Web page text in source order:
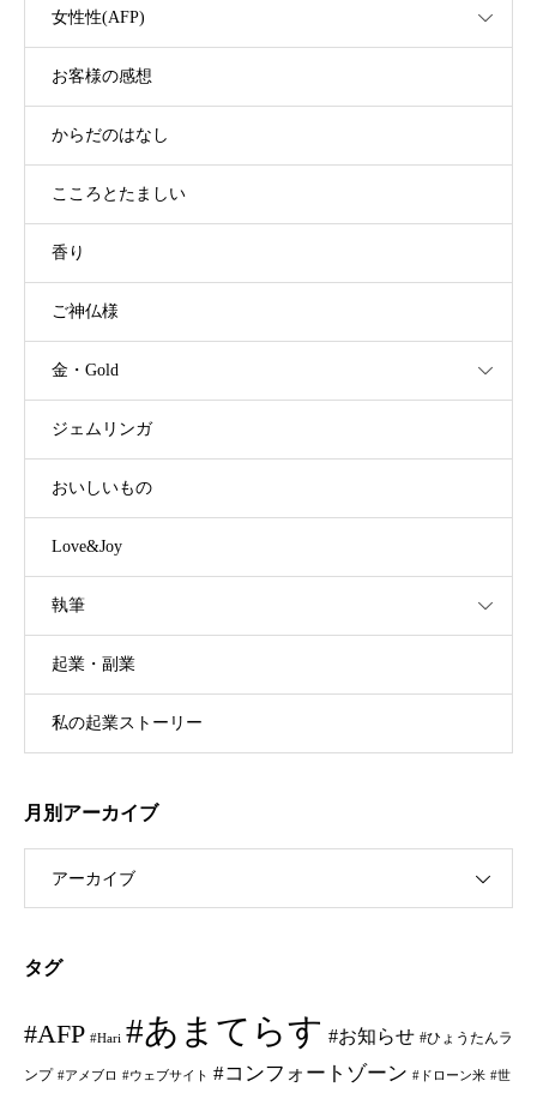
女性性(AFP)
お客様の感想
からだのはなし
こころとたましい
香り
ご神仏様
金・Gold
ジェムリンガ
おいしいもの
Love&Joy
執筆
起業・副業
私の起業ストーリー
月別アーカイブ
アーカイブ
タグ
#AFP #Hari #あまてらす #お知らせ #ひょうたんラ
ンプ #アメブロ #ウェブサイト #コンフォートゾーン #ドローン米 #世